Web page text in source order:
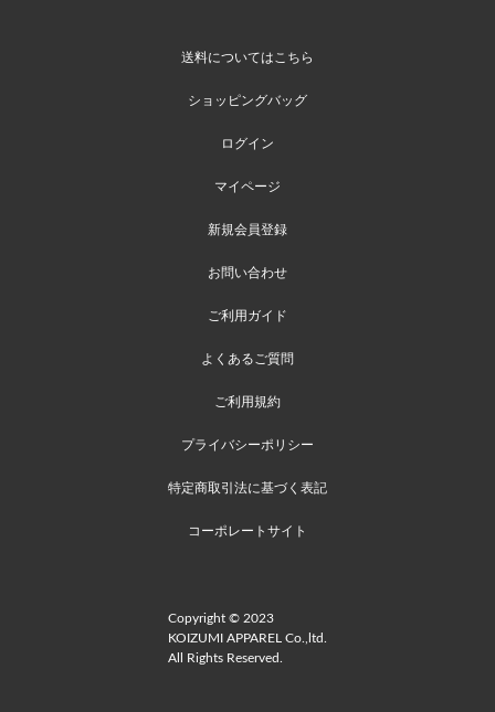
送料についてはこちら
ショッピングバッグ
ログイン
マイページ
新規会員登録
お問い合わせ
ご利用ガイド
よくあるご質問
ご利用規約
プライバシーポリシー
特定商取引法に基づく表記
コーポレートサイト
Copyright © 2023
KOIZUMI APPAREL Co.,ltd.
All Rights Reserved.